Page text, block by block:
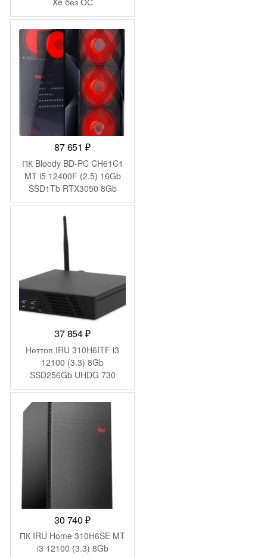
2.5xGbitEth+1xGbitEth WiFi
BT 65W белый (936-
B0A812-218)
87 651₽
ПК Bloody BD-PC CH61C1
MT i5 12400F (2.5) 16Gb
SSD1Tb RTX3050 8Gb
Windows 11 Home 64
GbitEth 500W черный
(2085725)
37 854₽
Неттоп IRU 310H6ITF i3
12100 (3.3) 8Gb
SSD256Gb UHDG 730
Windows 11 Pro GbitEth
WiFi BT 90W черный
30 740₽
ПК IRU Home 310H6SE MT
i3 12100 (3.3) 8Gb